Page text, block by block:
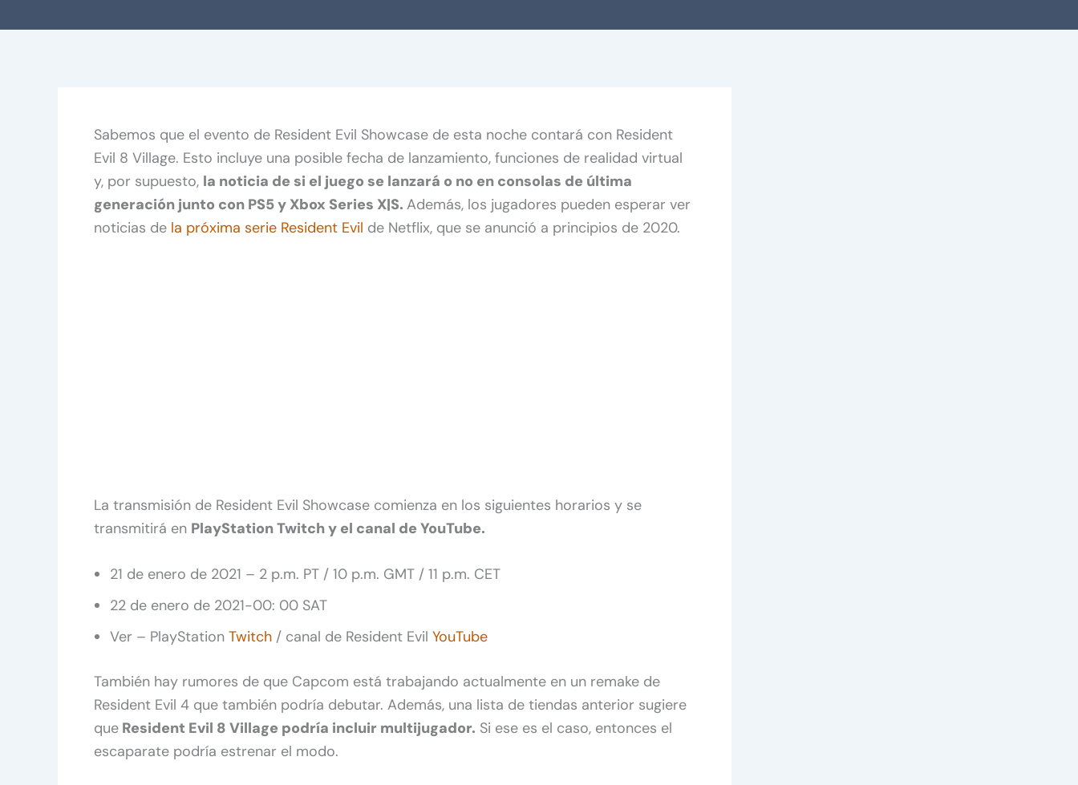
Sabemos que el evento de Resident Evil Showcase de esta noche contará con Resident
Evil 8 Village. Esto incluye una posible fecha de lanzamiento, funciones de realidad virtual
y, por supuesto, la noticia de si el juego se lanzará o no en consolas de última
generación junto con PS5 y Xbox Series X|S. Además, los jugadores pueden esperar ver
noticias de la próxima serie Resident Evil de Netflix, que se anunció a principios de 2020.
La transmisión de Resident Evil Showcase comienza en los siguientes horarios y se
transmitirá en PlayStation Twitch y el canal de YouTube.
21 de enero de 2021 – 2 p.m. PT / 10 p.m. GMT / 11 p.m. CET
22 de enero de 2021-00: 00 SAT
Ver – PlayStation Twitch / canal de Resident Evil YouTube
También hay rumores de que Capcom está trabajando actualmente en un remake de
Resident Evil 4 que también podría debutar. Además, una lista de tiendas anterior sugiere
que Resident Evil 8 Village podría incluir multijugador. Si ese es el caso, entonces el
escaparate podría estrenar el modo.